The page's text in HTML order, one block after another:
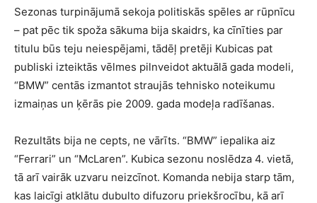
Sezonas turpinājumā sekoja politiskās spēles ar rūpnīcu
– pat pēc tik spoža sākuma bija skaidrs, ka cīnīties par
titulu būs teju neiespējami, tādēļ pretēji Kubicas pat
publiski izteiktās vēlmes pilnveidot aktuālā gada modeli,
“BMW” centās izmantot straujās tehnisko noteikumu
izmaiņas un ķērās pie 2009. gada modeļa radīšanas.
Rezultāts bija ne cepts, ne vārīts. “BMW” iepalika aiz
“Ferrari” un “McLaren”. Kubica sezonu noslēdza 4. vietā,
tā arī vairāk uzvaru neizcīnot. Komanda nebija starp tām,
kas laicīgi atklātu dubulto difuzoru priekšrocību, kā arī